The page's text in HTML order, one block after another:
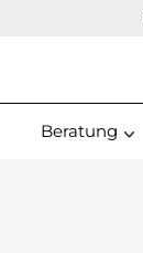
Beratung